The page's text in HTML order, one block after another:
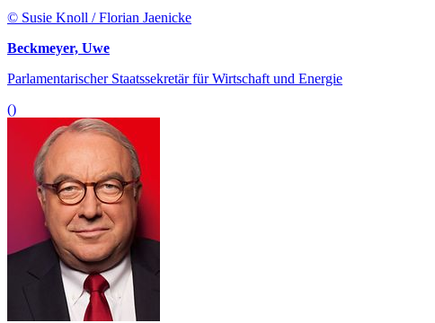
© Susie Knoll / Florian Jaenicke
Beckmeyer, Uwe
Parlamentarischer Staatssekretär für Wirtschaft und Energie
()